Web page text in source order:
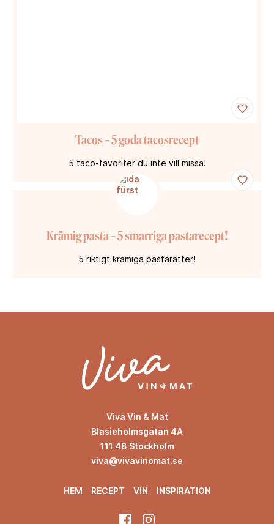
Tacos – 5 goda tacosrecept
5 taco-favoriter du inte vill missa!
Krämig pasta – 5 smarriga pastarecept!
5 riktigt krämiga pastarätter!
Viva Vin & Mat
Blasieholmsgatan 4A
111 48 Stockholm
viva@vivavinomat.se
HEM RECEPT VIN INSPIRATION